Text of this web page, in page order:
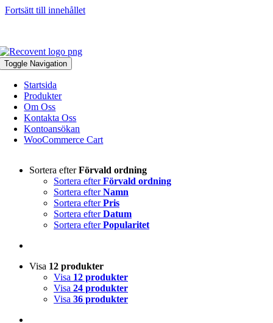
Fortsätt till innehållet
Toggle Navigation
Startsida
Produkter
Om Oss
Kontakta Oss
Kontoansökan
WooCommerce Cart
Sortera efterFörvald ordning
Sortera efterFörvald ordning
Sortera efterNamn
Sortera efterPris
Sortera efterDatum
Sortera efterPopularitet
Visa 12 produkter
Visa 12 produkter
Visa 24 produkter
Visa 36 produkter